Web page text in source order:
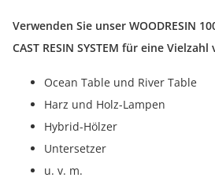
Verwenden Sie unser WOODRESIN
CAST RESIN SYSTEM für eine
Ocean Table und River Table
Harz und Holz-Lampen
Hybrid-Hölzer
Untersetzer
u. v. m.